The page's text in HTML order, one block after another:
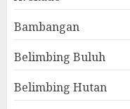
Bambangan
Belimbing Buluh
Belimbing Hutan